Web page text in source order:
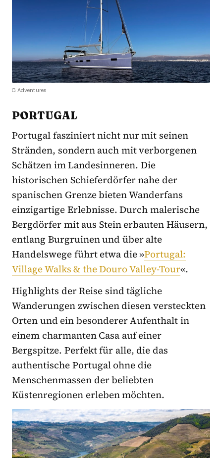
G Adventures
PORTUGAL
Portugal fasziniert nicht nur mit seinen
Stränden, sondern auch mit verborgenen
Schätzen im Landesinneren. Die
historischen Schieferdörfer nahe der
spanischen Grenze bieten Wanderfans
einzigartige Erlebnisse. Durch malerische
Bergdörfer mit aus Stein erbauten Häusern,
entlang Burgruinen und über alte
Handelswege führt etwa die »Portugal:
Village Walks & the Douro Valley-Tour«.
Highlights der Reise sind tägliche
Wanderungen zwischen diesen versteckten
Orten und ein besonderer Aufenthalt in
einem charmanten Casa auf einer
Bergspitze. Perfekt für alle, die das
authentische Portugal ohne die
Menschenmassen der beliebten
Küstenregionen erleben möchten.